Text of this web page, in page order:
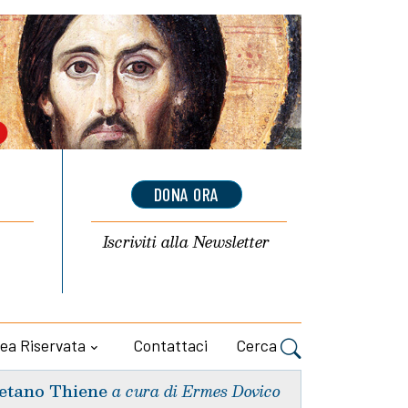
DONA ORA
Iscriviti allaNewsletter
Riservata Contattaci Cerca
Thiene a cura di Ermes Dovico